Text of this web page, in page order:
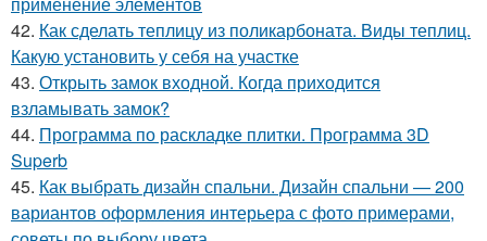
42. Как сделать теплицу из поликарбоната. Виды теплиц.
Какую установить у себя на участке
43. Открыть замок входной. Когда приходится
взламывать замок?
44. Программа по раскладке плитки. Программа 3D
Superb
45. Как выбрать дизайн спальни. Дизайн спальни — 200
вариантов оформления интерьера с фото примерами,